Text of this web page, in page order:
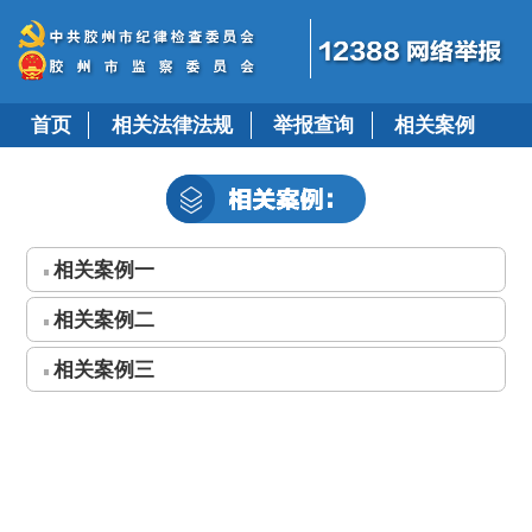
首页 相关法律法规 举报查询 相关案例
相关案例一
相关案例二
相关案例三